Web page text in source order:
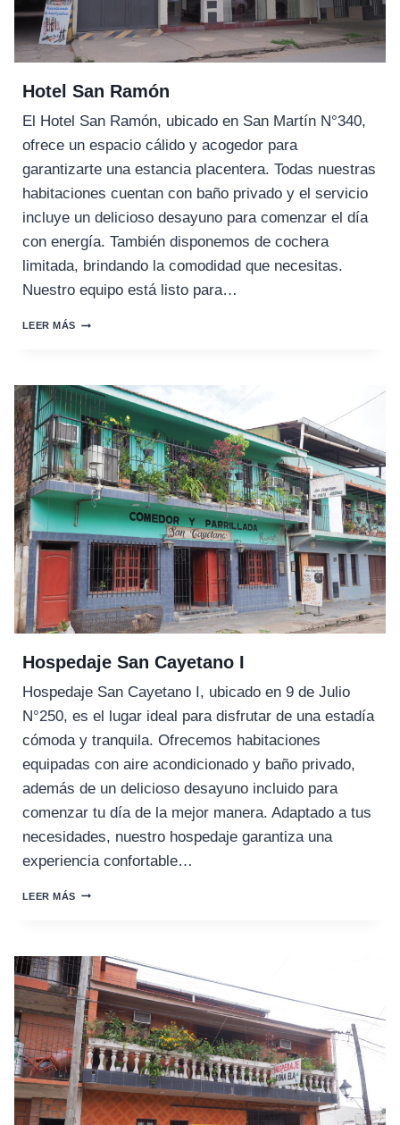
Hotel San Ramón
El Hotel San Ramón, ubicado en San Martín N°340,
ofrece un espacio cálido y acogedor para
garantizarte una estancia placentera. Todas nuestras
habitaciones cuentan con baño privado y el servicio
incluye un delicioso desayuno para comenzar el día
con energía. También disponemos de cochera
limitada, brindando la comodidad que necesitas.
Nuestro equipo está listo para…
LEER MÁSHOTEL
Hospedaje San Cayetano I
Hospedaje San Cayetano I, ubicado en 9 de Julio
N°250, es el lugar ideal para disfrutar de una estadía
cómoda y tranquila. Ofrecemos habitaciones
equipadas con aire acondicionado y baño privado,
además de un delicioso desayuno incluido para
comenzar tu día de la mejor manera. Adaptado a tus
necesidades, nuestro hospedaje garantiza una
experiencia confortable…
LEER MÁSHOSPEDAJE